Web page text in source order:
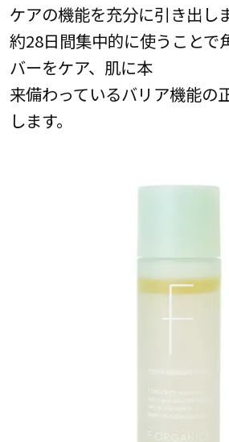
ケアの機能を充分に引き出しま
約28日間集中的に使うことで
バーをケア、肌に本
来備わっているバリア機能の
します。